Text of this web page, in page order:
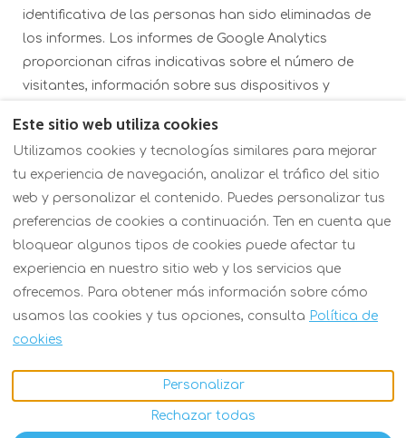
identificativa de las personas han sido eliminadas de
los informes. Los informes de Google Analytics
proporcionan cifras indicativas sobre el número de
visitantes, información sobre sus dispositivos y
¿Interesado en anunciar su propiedad?
Español
Ylläsjärvi, Finlandia
95980.
©2026
derechos reservados-
Powered by
Este sitio web utiliza cookies
Utilizamos cookies y tecnologías similares para mejorar
tu experiencia de navegación, analizar el tráfico del sitio
web y personalizar el contenido. Puedes personalizar tus
preferencias de cookies a continuación. Ten en cuenta que
bloquear algunos tipos de cookies puede afectar tu
experiencia en nuestro sitio web y los servicios que
ofrecemos. Para obtener más información sobre cómo
usamos las cookies y tus opciones, consulta Política de
cookies
Personalizar
Rechazar todas